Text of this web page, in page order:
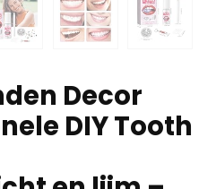
Decor
DIY Tooth